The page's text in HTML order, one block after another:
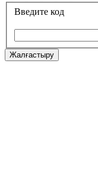
Введите код
Жалғастыру